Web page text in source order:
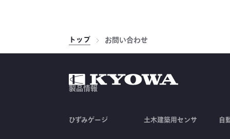
トップ お問い合わせ
製品情報
ひずみゲージ 土木建築用センサ 自